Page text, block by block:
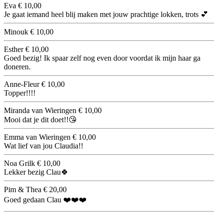
Eva € 10,00
Je gaat iemand heel blij maken met jouw prachtige lokken, trots 💕
Minouk € 10,00
Esther € 10,00
Goed bezig! Ik spaar zelf nog even door voordat ik mijn haar ga
doneren.
Anne-Fleur€ 10,00
Topper!!!!
Miranda van Wieringen € 10,00
Mooi dat je dit doet!!😘
Emma van Wieringen € 10,00
Wat lief van jou Claudia!!
Noa Grilk € 10,00
Lekker bezig Clau🍀
Pim & Thea € 20,00
Goed gedaan Clau ❤️❤️❤️